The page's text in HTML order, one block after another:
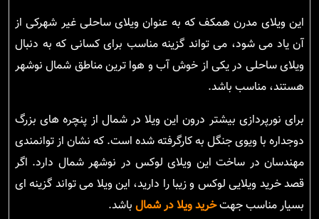
این ویلای مدرن همکف که به عنوان ویلای ساحلی غیر شهرکی از
آن یاد می شود، می تواند گزینه مناسب برای کسانی که به دنبال
ویلای ساحلی در یکی از خوش آب و هوا ترین مناطق شمال نوشهر
هستند، مناسب باشد.
برای نورپردازی بیشتر درون این ویلا در شمال از پنچره های بزرگ
دوجداره با ویوی جنگل به کارگرفته شده است. که نشان از توانمندی
مهندسان در ساخت این ویلای لوکس در نوشهر شمال دارد. اگر
قصد خرید ویلایی لوکس و زیبا را دارید، این ویلا می تواند گزینه ای
بسیار مناسب جهتخرید ویلا در شمال باشد.